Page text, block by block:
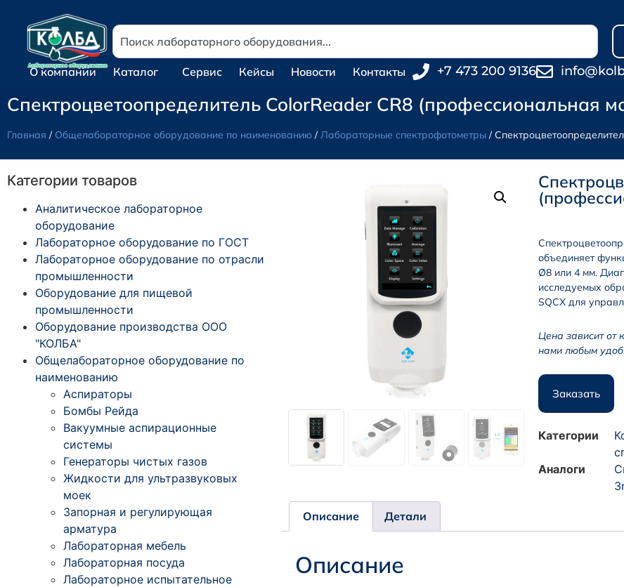
О компании Каталог Сервис Кейсы Новости Контакты +7 473 200 9136
Спектроцветоопределитель ColorReader CR8 (профессиональная
Главная / Общелабораторное оборудование по наименованию /Лабораторные спектрофотометры /
Категории товаров
Аналитическое лабораторное
оборудование
Лабораторное оборудование по ГОСТ
Лабораторное оборудование по отрасли
промышленности
Оборудование для пищевой
промышленности
Оборудование производства ООО
"КОЛБА"
Общелабораторное оборудование по
наименованию
Аспираторы
Бомбы Рейда
Вакуумные аспирационные
системы
Генераторы чистых газов
Жидкости для ультразвуковых
моек
Запорная и регулирующая
арматура
Лабораторная мебель
Лабораторная посуда
Лабораторное испытательное
объединяет
Ø8 или 4 мм.
исследуемых
SQCX для
Цена зависит от
нами любым
Заказать
Категории
Аналоги
Описание Детали
Описание